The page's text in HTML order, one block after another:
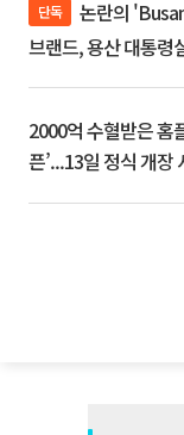
단독
브랜드, 용산 대통령
2000억 수혈받은 홈
픈’...13일 정식 개장